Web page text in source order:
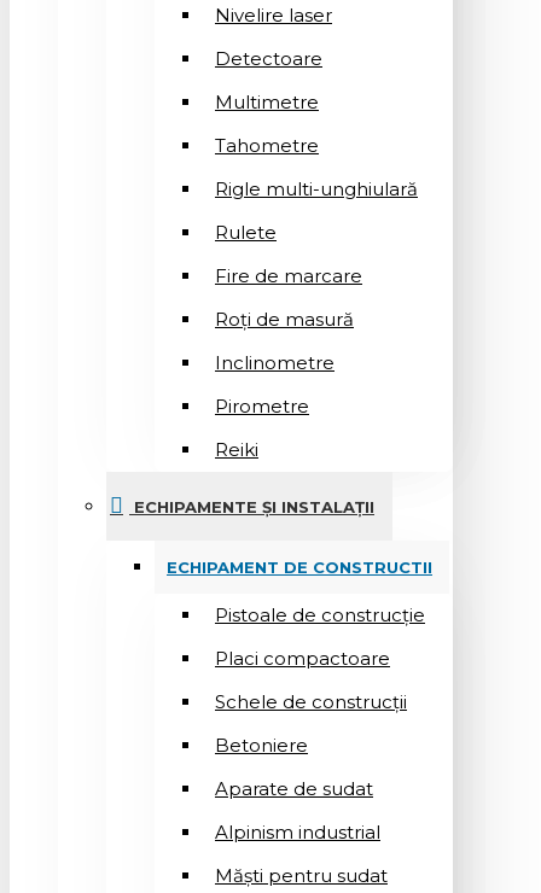
Nivelire laser
Detectoare
Multimetre
Tahometre
Rigle multi-unghiulară
Rulete
Fire de marcare
Roți de masură
Inclinometre
Pirometre
Reiki
ECHIPAMENTE ȘI INSTALAȚII
ECHIPAMENT DE CONSTRUCTII
Pistoale de construcție
Placi compactoare
Schele de construcții
Betoniere
Aparate de sudat
Alpinism industrial
Măști pentru sudat